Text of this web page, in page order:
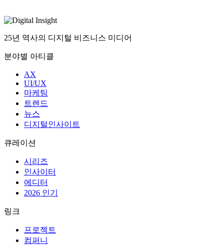
25년 역사의 디지털 비즈니스 미디어
분야별 아티클
AX
UI/UX
마케팅
트렌드
뉴스
디지털인사이트
큐레이션
시리즈
인사이터
에디터
2026 인기
링크
프로젝트
컴퍼니